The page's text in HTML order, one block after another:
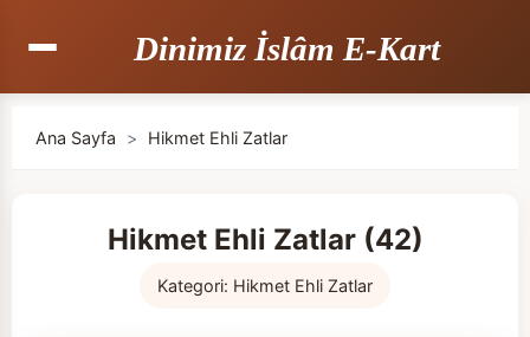
Dinimiz İslâm E-Kart
Ana Sayfa > Hikmet Ehli Zatlar
Hikmet Ehli Zatlar (42)
Kategori: Hikmet Ehli Zatlar